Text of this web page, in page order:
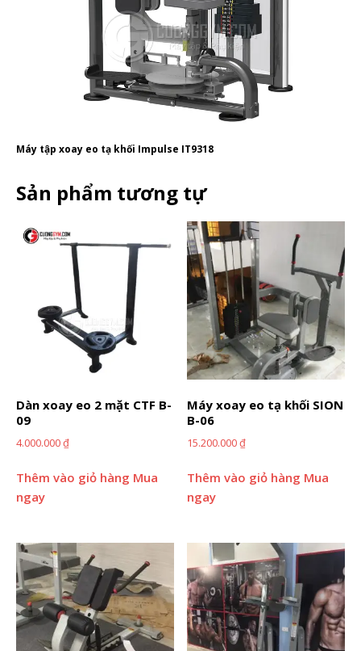
Máy tập xoay eo tạ khối Impulse IT9318
Sản phẩm tương tự
Dàn xoay eo 2 mặt CTF B-
09
4.000.000₫
Thêm vào giỏ hàng Mua
ngay
Máy xoay eo tạ khối SION
B-06
15.200.000₫
Thêm vào giỏ hàng Mua
ngay